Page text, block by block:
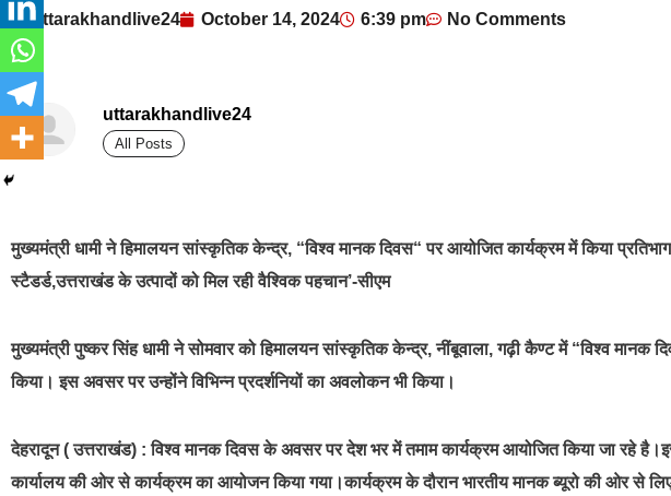
uttarakhandlive24 October 14, 2024 6:39 pm No Comments
uttarakhandlive24
All Posts
मुख्यमंत्री धामी ने हिमालयन सांस्कृतिक केन्द्र, “विश्व मानक दिवस“ पर आयोजित कार्यक्रम में किया
स्टैडर्ड,उत्तराखंड के उत्पादों को मिल रही वैश्विक पहचान’-सीएम
मुख्यमंत्री पुष्कर सिंह धामी ने सोमवार को हिमालयन सांस्कृतिक केन्द्र, नींबूवाला, गढ़ी कैण्ट में “विश्व मानक
किया। इस अवसर पर उन्होंने विभिन्न प्रदर्शनियों का अवलोकन भी किया।
देहरादून ( उत्तराखंड) : विश्व मानक दिवस के अवसर पर देश भर में तमाम कार्यक्रम आयोजित किया जा रहे
कार्यालय की ओर से कार्यक्रम का आयोजन किया गया।कार्यक्रम के दौरान भारतीय मानक ब्यूरो की ओर से